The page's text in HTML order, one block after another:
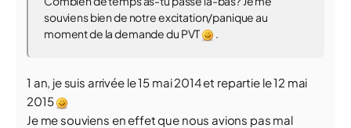
souviens bien de notre excitation/panique au
moment de la demande du PVT
.
1 an, je suis arrivée le 15 mai 2014 et repartie le 12 mai
2015
Je me souviens en effet que nous avions pas mal